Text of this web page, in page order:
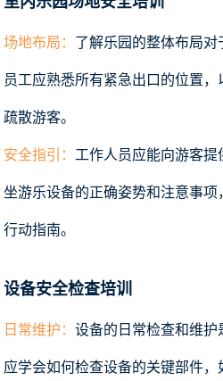
场地布局： 了解乐园的整体布局对
员工应熟悉所有紧急出口的位置
疏散游客。
安全指引： 工作人员应能向游客
坐游乐设备的正确姿势和注意事
行动指南。
设备安全检查培训
日常维护：设备的日常检查和维
应学会如何检查设备的关键部件